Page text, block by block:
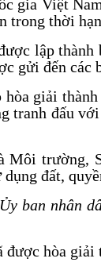
gia Việt
trong thời
lập thành
gửi đến các
giải thành
tranh đấu
Môi trường,
dụng đất,
ban nhân
được hòa